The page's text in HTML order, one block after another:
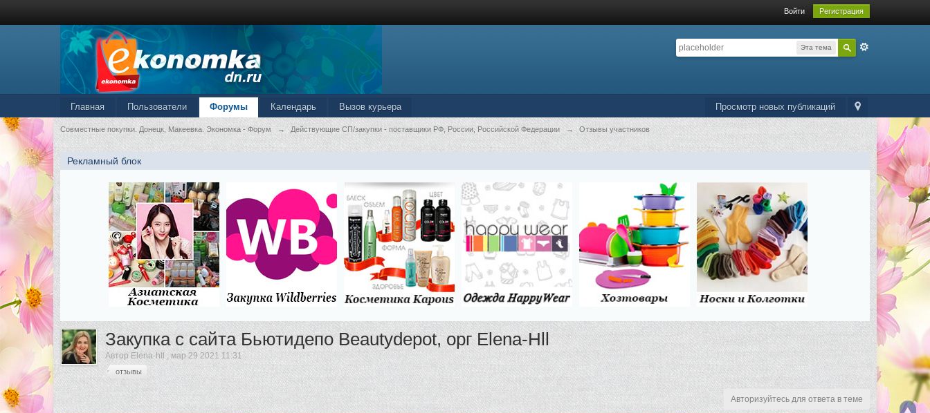
Войти Регистрация
Эта тема
Главная Вызов курьера Просмотр новых публикаций
Пользователи Форумы Календарь
Совместные покупки. Донецк, Макеевка. Экономка - Форум → Действующие СП/закупки - поставщики РФ, России, Российской Федерации → Отзывы участников
Рекламный блок
Закупка с сайта Бьютидепо Beautydepot, орг Elena-Hll
АвторElena-hll ,мар 29 2021 11:31
отзывы
Авторизуйтесь для ответа в теме